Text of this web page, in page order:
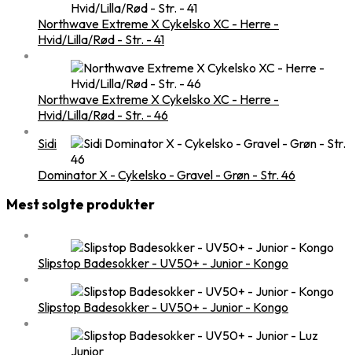
Northwave Extreme X Cykelsko XC - Herre -
Hvid/Lilla/Rød - Str. - 41
Northwave Extreme X Cykelsko XC - Herre -
Hvid/Lilla/Rød - Str. - 46
Sidi
Dominator X - Cykelsko - Gravel - Grøn - Str. 46
Mest solgte produkter
Slipstop Badesokker - UV50+ - Junior - Kongo
Slipstop Badesokker - UV50+ - Junior - Kongo